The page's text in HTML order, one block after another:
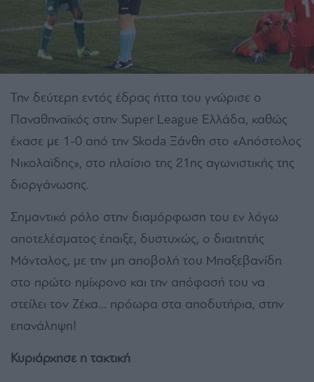
Την δεύτερη εντός έδρας ήττα του γνώρισε ο
Παναθηναϊκός στην Super League Ελλάδα, καθώς
έχασε με 1-0 από την Skoda Ξάνθη στο «Απόστολος
Νικολαϊδης», στο πλαίσιο της 21ης αγωνιστικής της
διοργάνωσης.
Σημαντικό ρόλο στην διαμόρφωση του εν λόγω
αποτελέσματος έπαιξε, δυστυχώς, ο διαιτητής
Μάνταλος, με την μη αποβολή του Μπαξεβανίδη
στο πρώτο ημίχρονο και την απόφασή του να
στείλει τον Ζέκα… πρόωρα στα αποδυτήρια, στην
επανάληψη!
Κυριάρχησε η τακτική